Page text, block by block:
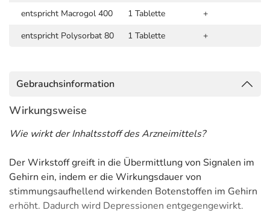
entspricht Macrogol 400 1 Tablette
+
entspricht Polysorbat 80
1 Tablette +
Gebrauchsinformation
Wirkungsweise
Wie wirkt der Inhaltsstoff des Arzneimittels?
Der Wirkstoff greift in die Übermittlung von Signalen im
Gehirn ein, indem er die Wirkungsdauer von
stimmungsaufhellend wirkenden Botenstoffen im Gehirn
erhöht. Dadurch wird Depressionen entgegengewirkt.